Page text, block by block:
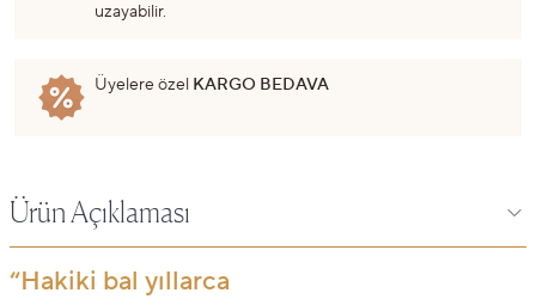
uzayabilir.
Üyelere özel KARGO BEDAVA
Ürün Açıklaması
“Hakiki bal yıllarca